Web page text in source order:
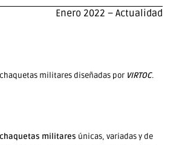
Enero 2022 – Actualidad
militares diseñadas por VIRTOC.
chaquetas militares únicas, variadas y de